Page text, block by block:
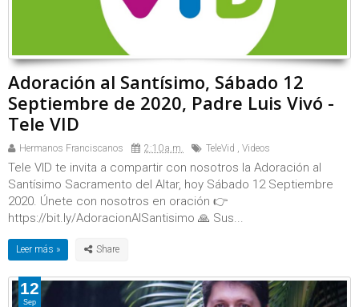
Adoración al Santísimo, Sábado 12
Septiembre de 2020, Padre Luis Vivó -
Tele VID
Hermanos Franciscanos 2:10 a.m. TeleVid , Videos
Tele VID te invita a compartir con nosotros la Adoración al
Santísimo Sacramento del Altar, hoy Sábado 12 Septiembre
2020. Únete con nosotros en oración 👉
https://bit.ly/AdoracionAlSantisimo 🙏 Sus...
Leer más »
12
Sep